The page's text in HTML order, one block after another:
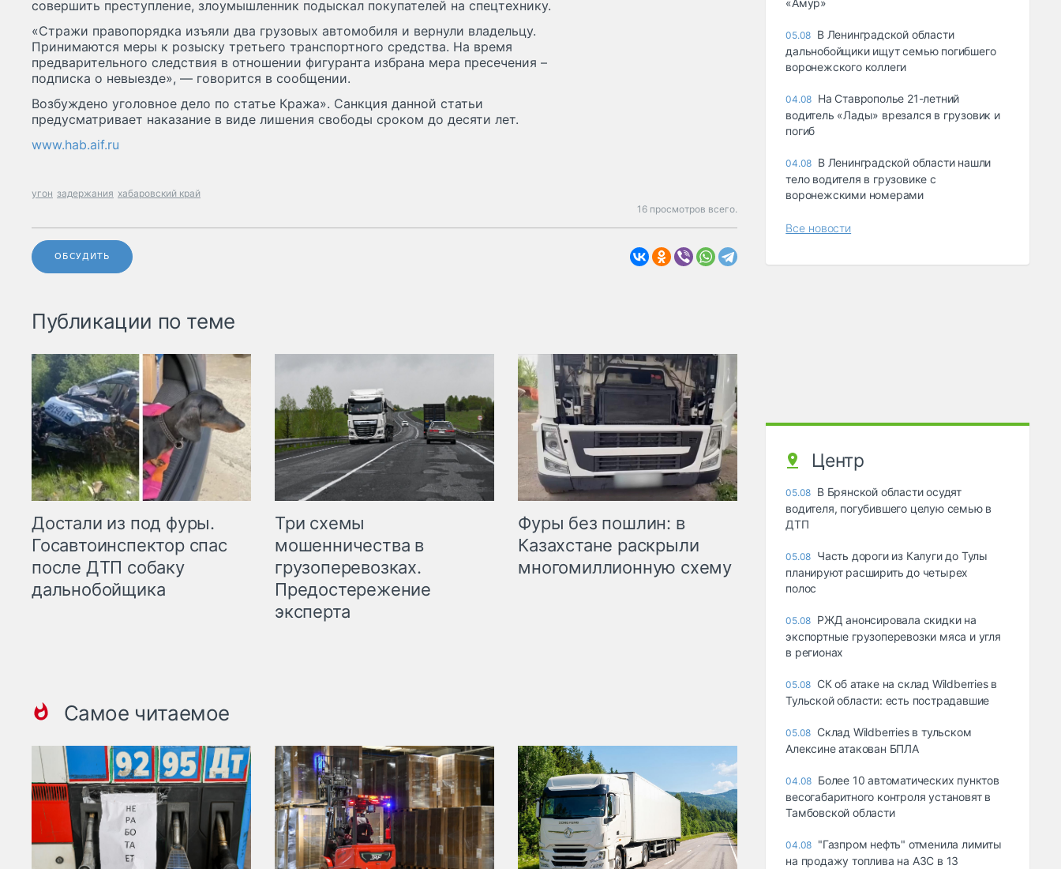
совершить преступление, злоумышленник подыскал покупателей на спецтехнику.
«Стражи правопорядка изъяли два грузовых автомобиля и вернули владельцу.
Принимаются меры к розыску третьего транспортного средства. На время
предварительного следствия в отношении фигуранта избрана мера пресечения –
подписка о невыезде», — говорится в сообщении.
Возбуждено уголовное дело по статье Кража». Санкция данной статьи
предусматривает наказание в виде лишения свободы сроком до десяти лет.
www.hab.aif.ru
угон задержания хабаровский край
16 просмотров всего.
ОБСУДИТЬ
Публикации по теме
Достали из под фуры.
Госавтоинспектор спас
после ДТП собаку
дальнобойщика
Три схемы
мошенничества в
грузоперевозках.
Предостережение
эксперта
Фуры без пошлин: в
Казахстане раскрыли
многомиллионную схему
Самое читаемое
«Амур»
05.08 В Ленинградской области
дальнобойщики ищут семью погибшего
воронежского коллеги
04.08 На Ставрополье 21-летний
водитель «Лады» врезался в грузовик и
погиб
04.08 В Ленинградской области нашли
тело водителя в грузовике с
воронежскими номерами
Все новости
Центр
05.08 В Брянской области осудят
водителя, погубившего целую семью в
ДТП
05.08 Часть дороги из Калуги до Тулы
планируют расширить до четырех
полос
05.08 РЖД анонсировала скидки на
экспортные грузоперевозки мяса и угля
в регионах
05.08 СК об атаке на склад Wildberries в
Тульской области: есть пострадавшие
05.08 Склад Wildberries в тульском
Алексине атакован БПЛА
04.08 Более 10 автоматических пунктов
весогабаритного контроля установят в
Тамбовской области
04.08 "Газпром нефть" отменила лимиты
на продажу топлива на АЗС в 13